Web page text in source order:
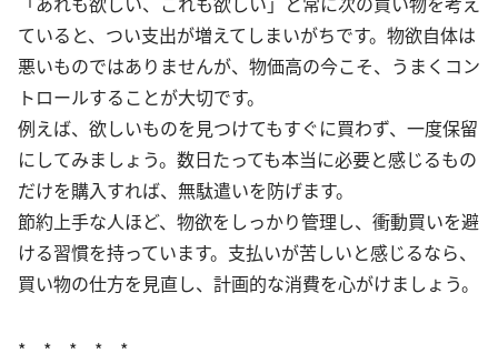
ていると、つい支出が増えてしまいがちです。物欲自体は
悪いものではありませんが、物価高の今こそ、うまくコン
トロールすることが大切です。
例えば、欲しいものを見つけてもすぐに買わず、一度保留
にしてみましょう。数日たっても本当に必要と感じるもの
だけを購入すれば、無駄遣いを防げます。
節約上手な人ほど、物欲をしっかり管理し、衝動買いを避
ける習慣を持っています。支払いが苦しいと感じるなら、
買い物の仕方を見直し、計画的な消費を心がけましょう。
* * * * *